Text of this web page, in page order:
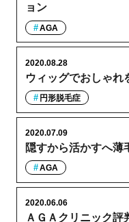
ョン
AGA
ウィッグでおしゃれ
2020.08.28
円形脱毛症
隠すから活かすへ薄
2020.07.09
AGA
ＡＧＡクリニック評
2020.06.06